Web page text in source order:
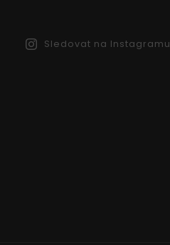
Sledovat na Instagramu